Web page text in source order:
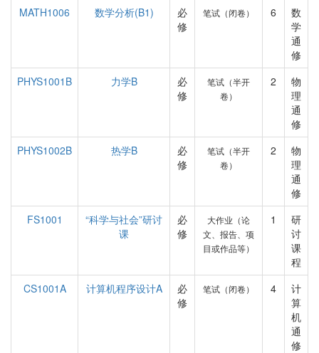
MATH1006
数学分析(B1)
必
修
笔试（闭卷） 6
数
学
通
修
PHYS1001B
力学B
必
修
笔试（半开
卷）
2
物
理
通
修
PHYS1002B
热学B
必
修
笔试（半开
卷）
2
物
理
通
修
FS1001
“科学与社会”研讨
课
必
修
大作业（论
文、报告、项
目或作品等）
1
研
讨
课
程
CS1001A
计算机程序设计A
必
修
笔试（闭卷） 4
计
算
机
通
修